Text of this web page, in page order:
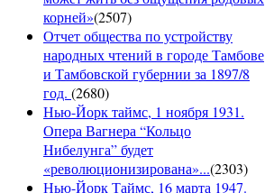
корней»(2507)
Отчет общества по устройству
народных чтений в городе Тамбове
и Тамбовской губернии за 1897/8
год. (2680)
Нью-Йорк таймс, 1 ноября 1931.
Опера Вагнера “Кольцо
Нибелунга” будет
«революционизирована»...(2303)
Нью-Йорк Таймс, 16 марта 1947.